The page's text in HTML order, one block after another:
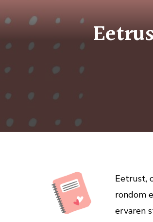
Eetrust,
rondom
ervaren